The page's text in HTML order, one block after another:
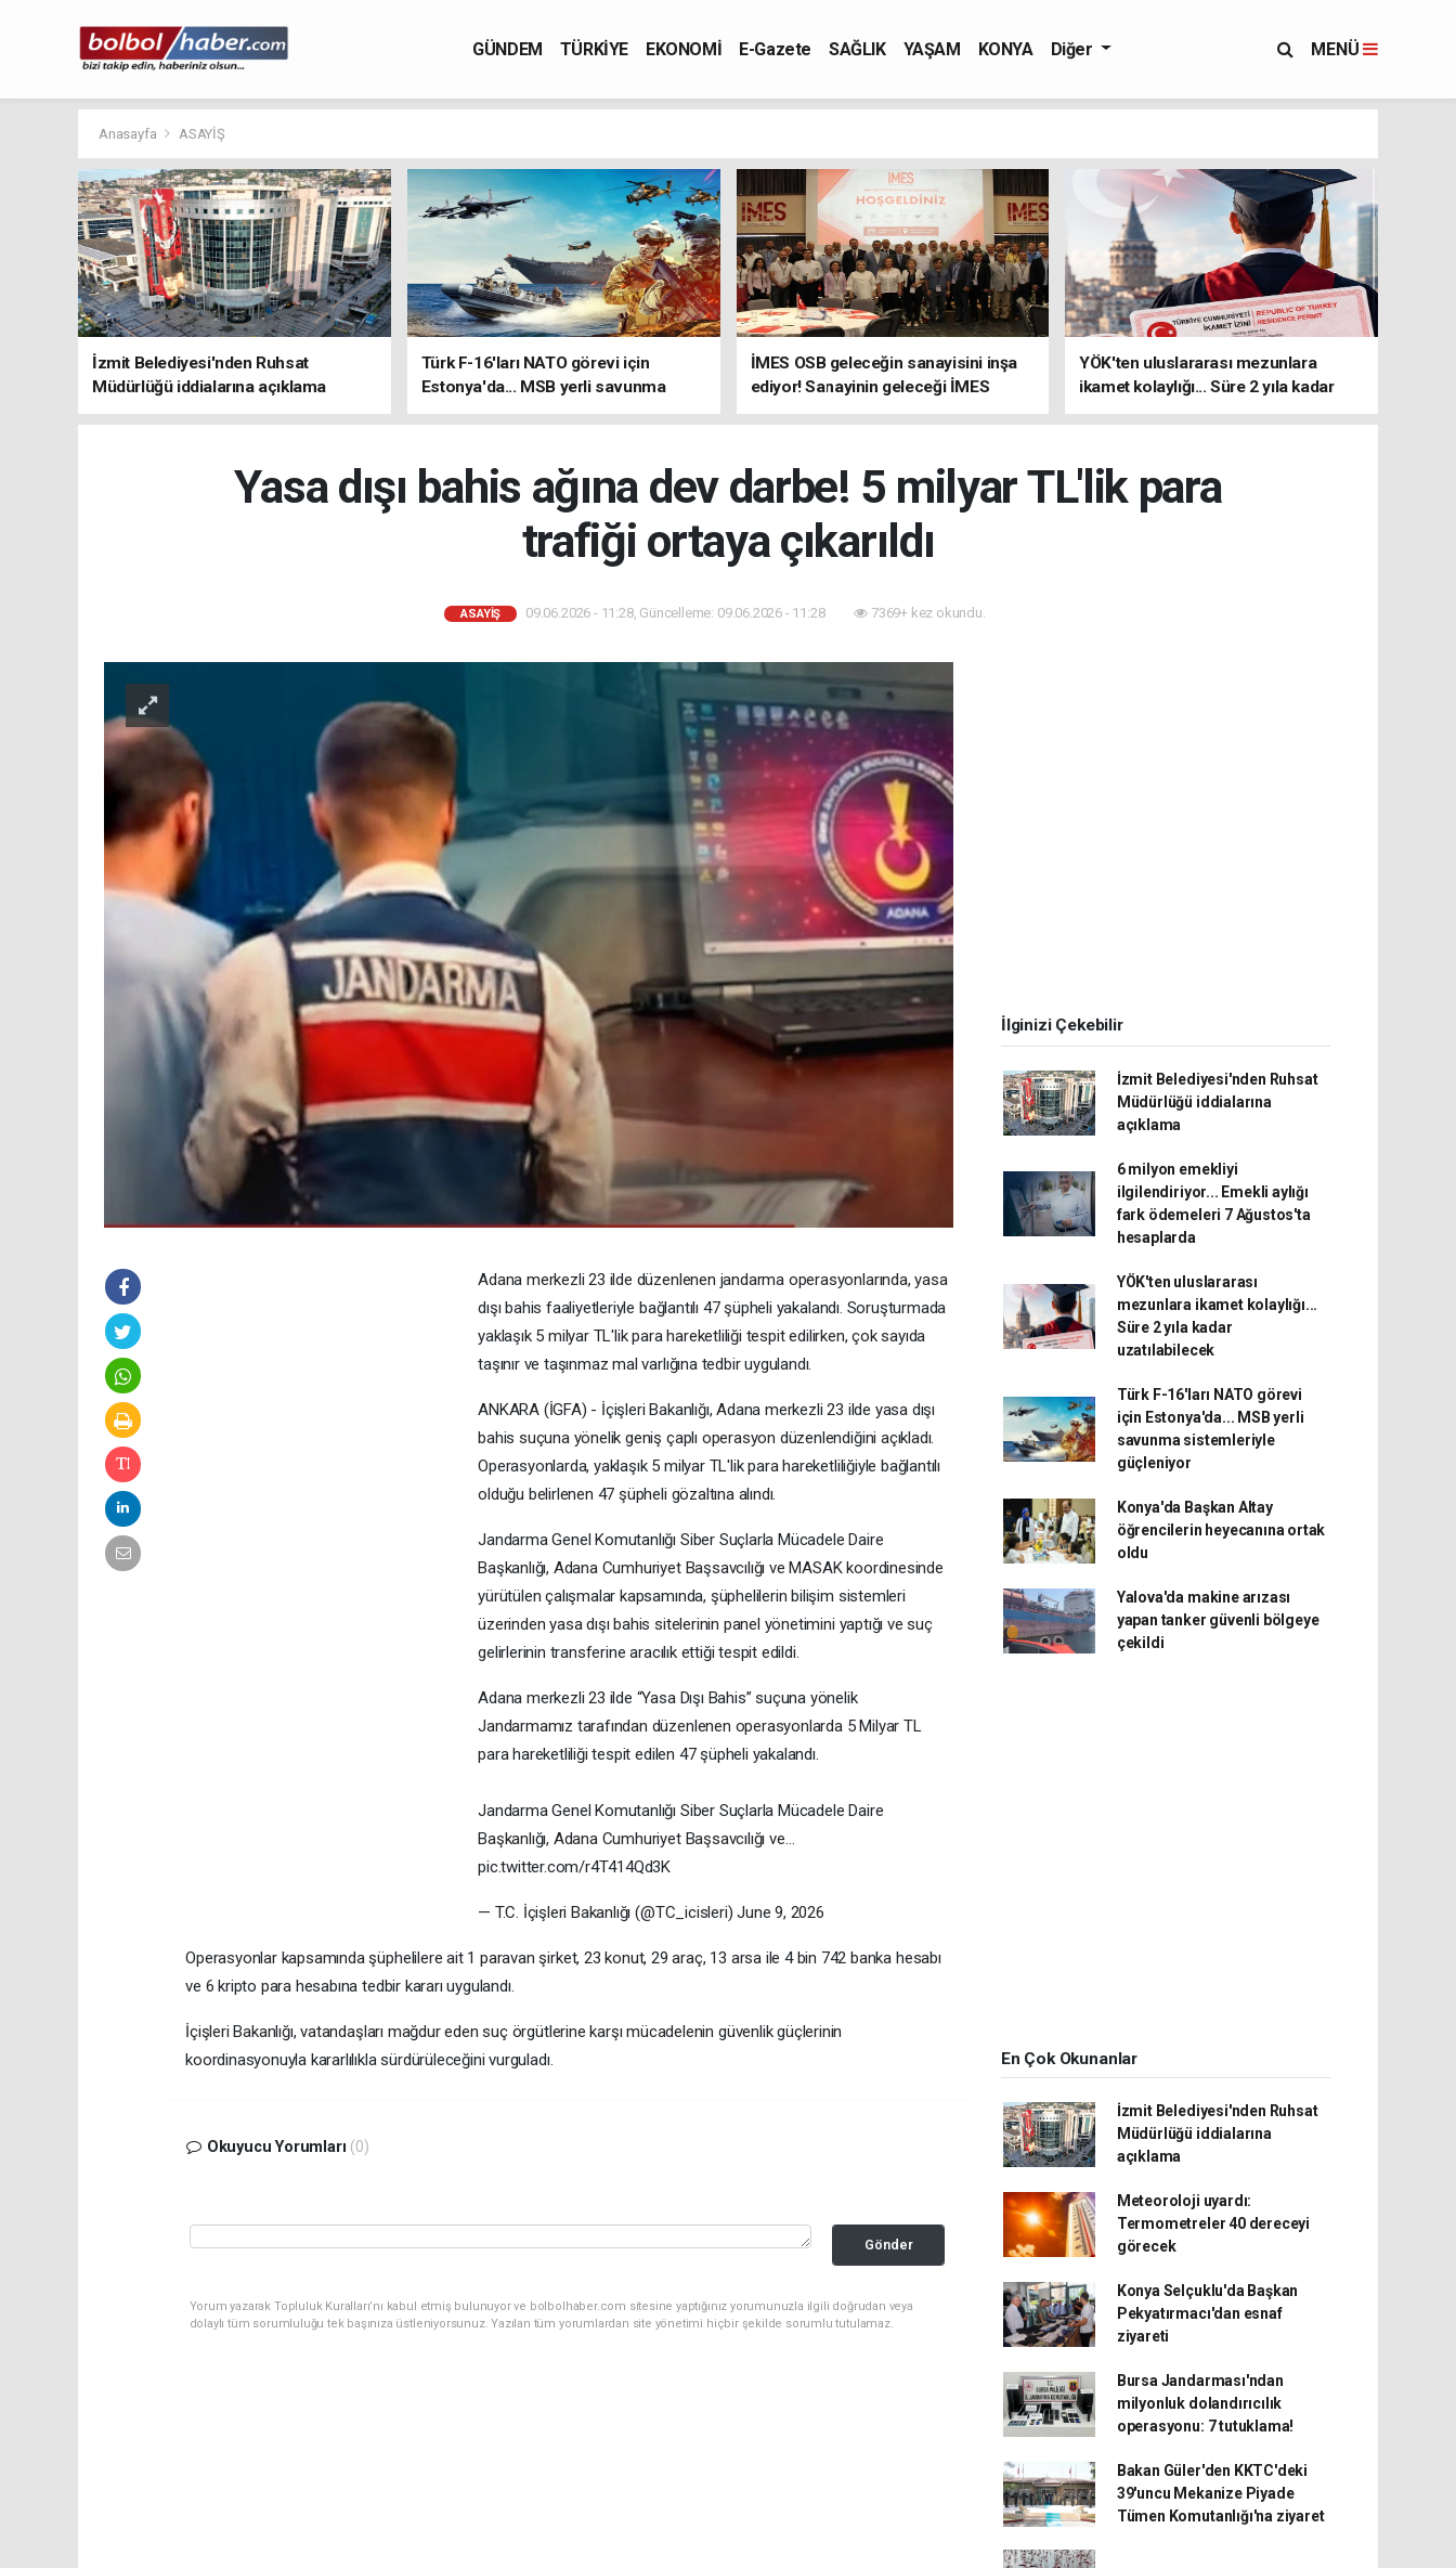
GÜNDEM TÜRKİYE EKONOMİ E-Gazete SAĞLIK YAŞAM KONYA Diğer MENÜ
Anasayfa ASAYİŞ
İzmit Belediyesi'nden Ruhsat
Müdürlüğü iddialarına açıklama
Türk F-16'ları NATO görevi için
Estonya'da... MSB yerli savunma
sistemleriyle güçleniyor
İMES OSB geleceğin sanayisini inşa
ediyor! Sanayinin geleceği İMES
OSB'de konuşuldu
YÖK'ten uluslararası mezunlara
ikamet kolaylığı... Süre 2 yıla kadar
uzatılabilecek
Yasa dışı bahis ağına dev darbe! 5 milyar TL'lik para
trafiği ortaya çıkarıldı
ASAYİŞ 09.06.2026 - 11:28, Güncelleme: 09.06.2026 - 11:28 7369+ kez okundu.
Adana merkezli 23 ilde düzenlenen jandarma operasyonlarında, yasa
dışı bahis faaliyetleriyle bağlantılı 47 şüpheli yakalandı. Soruşturmada
yaklaşık 5 milyar TL'lik para hareketliliği tespit edilirken, çok sayıda
taşınır ve taşınmaz mal varlığına tedbir uygulandı.
ANKARA (İGFA) - İçişleri Bakanlığı, Adana merkezli 23 ilde yasa dışı
bahis suçuna yönelik geniş çaplı operasyon düzenlendiğini açıkladı.
Operasyonlarda, yaklaşık 5 milyar TL'lik para hareketliliğiyle bağlantılı
olduğu belirlenen 47 şüpheli gözaltına alındı.
Jandarma Genel Komutanlığı Siber Suçlarla Mücadele Daire
Başkanlığı, Adana Cumhuriyet Başsavcılığı ve MASAK koordinesinde
yürütülen çalışmalar kapsamında, şüphelilerin bilişim sistemleri
üzerinden yasa dışı bahis sitelerinin panel yönetimini yaptığı ve suç
gelirlerinin transferine aracılık ettiği tespit edildi.
Adana merkezli 23 ilde “Yasa Dışı Bahis” suçuna yönelik
Jandarmamız tarafından düzenlenen operasyonlarda 5 Milyar TL
para hareketliliği tespit edilen 47 şüpheli yakalandı.
Jandarma Genel Komutanlığı Siber Suçlarla Mücadele Daire
Başkanlığı, Adana Cumhuriyet Başsavcılığı ve…
pic.twitter.com/r4T414Qd3K
— T.C. İçişleri Bakanlığı (@TC_icisleri) June 9, 2026
Operasyonlar kapsamında şüphelilere ait 1 paravan şirket, 23 konut, 29 araç, 13 arsa ile 4 bin 742 banka hesabı
ve 6 kripto para hesabına tedbir kararı uygulandı.
İçişleri Bakanlığı, vatandaşları mağdur eden suç örgütlerine karşı mücadelenin güvenlik güçlerinin
koordinasyonuyla kararlılıkla sürdürüleceğini vurguladı.
Okuyucu Yorumları (0)
Gönder
Yorum yazarak Topluluk Kuralları’nı kabul etmiş bulunuyor ve bolbolhaber.com sitesine yaptığınız yorumunuzla ilgili doğrudan veya
dolaylı tüm sorumluluğu tek başınıza üstleniyorsunuz. Yazılan tüm yorumlardan site yönetimi hiçbir şekilde sorumlu tutulamaz.
İlginizi Çekebilir
İzmit Belediyesi'nden Ruhsat
Müdürlüğü iddialarına
açıklama
6 milyon emekliyi
ilgilendiriyor... Emekli aylığı
fark ödemeleri 7 Ağustos'ta
hesaplarda
YÖK'ten uluslararası
mezunlara ikamet kolaylığı...
Süre 2 yıla kadar
uzatılabilecek
Türk F-16'ları NATO görevi
için Estonya'da... MSB yerli
savunma sistemleriyle
güçleniyor
Konya'da Başkan Altay
öğrencilerin heyecanına ortak
oldu
Yalova'da makine arızası
yapan tanker güvenli bölgeye
çekildi
En Çok Okunanlar
İzmit Belediyesi'nden Ruhsat
Müdürlüğü iddialarına
açıklama
Meteoroloji uyardı:
Termometreler 40 dereceyi
görecek
Konya Selçuklu'da Başkan
Pekyatırmacı'dan esnaf
ziyareti
Bursa Jandarması'ndan
milyonluk dolandırıcılık
operasyonu: 7 tutuklama!
Bakan Güler'den KKTC'deki
39'uncu Mekanize Piyade
Tümen Komutanlığı'na ziyaret